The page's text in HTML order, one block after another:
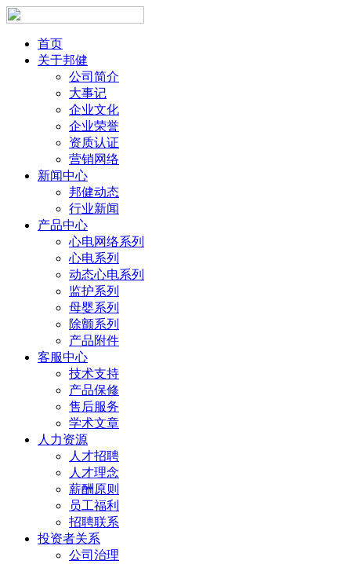
首页
关于邦健
公司简介
大事记
企业文化
企业荣誉
资质认证
营销网络
新闻中心
邦健动态
行业新闻
产品中心
心电网络系列
心电系列
动态心电系列
监护系列
母婴系列
除颤系列
产品附件
客服中心
技术支持
产品保修
售后服务
学术文章
人力资源
人才招聘
人才理念
薪酬原则
员工福利
招聘联系
投资者关系
公司治理